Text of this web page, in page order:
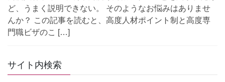
ど、うまく説明できない。 そのようなお悩みはありませ
んか？ この記事を読むと、高度人材ポイント制と高度専
門職ビザのこ […]
サイト内検索